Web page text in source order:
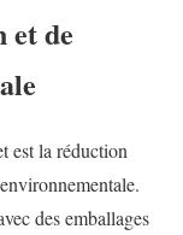
et de
est la réduction
des emballages